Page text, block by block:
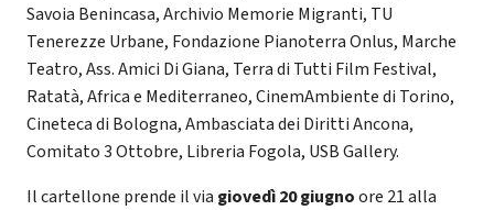
Savoia Benincasa, Archivio Memorie Migranti, TU
Tenerezze Urbane, Fondazione Pianoterra Onlus, Marche
Teatro, Ass. Amici Di Giana, Terra di Tutti Film Festival,
Ratatà, Africa e Mediterraneo, CinemAmbiente di Torino,
Cineteca di Bologna, Ambasciata dei Diritti Ancona,
Comitato 3 Ottobre, Libreria Fogola, USB Gallery.
Il cartellone prende il via giovedì 20 giugnoore 21 alla